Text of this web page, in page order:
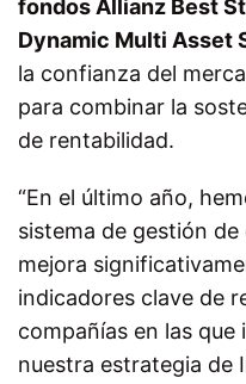
fondos Allianz Best
Dynamic Multi Asset
la confianza del
para combinar la
de rentabilidad.
“En el último año,
sistema de gestión
mejora
indicadores clave de
compañías en las
nuestra estrategia de